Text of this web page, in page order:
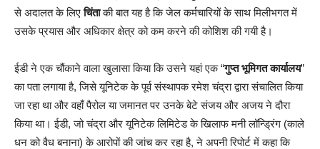
से अदालत के लिएचिंताकी बात यह है कि जेल कर्मचारियों के साथ मिलीभगत में
उसके प्रयास और अधिकार क्षेत्र को कम करने की कोशिश की गयी है।
ईडी ने एक चौंकाने वाला खुलासा किया कि उसने यहां एक “गुप्त भूमिगत कार्यालय”
का पता लगाया है, जिसे यूनिटेक के पूर्व संस्थापक रमेश चंद्रा द्वारा संचालित किया
जा रहा था और वहाँ पैरोल या जमानत पर उनके बेटे संजय और अजय ने दौरा
किया था। ईडी, जो चंद्रा और यूनिटेक लिमिटेड के खिलाफ मनी लॉन्ड्रिंग (काले
धन को वैध बनाना) के आरोपों की जांच कर रहा है, ने अपनी रिपोर्ट में कहा कि